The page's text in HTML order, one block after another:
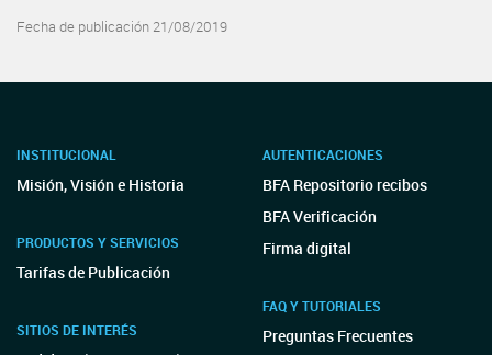
Fecha de publicación 21/08/2019
INSTITUCIONAL
Misión, Visión e Historia
PRODUCTOS Y SERVICIOS
Tarifas de Publicación
SITIOS DE INTERÉS
AUTENTICACIONES
BFA Repositorio recibos
BFA Verificación
Firma digital
FAQ Y TUTORIALES
Preguntas Frecuentes